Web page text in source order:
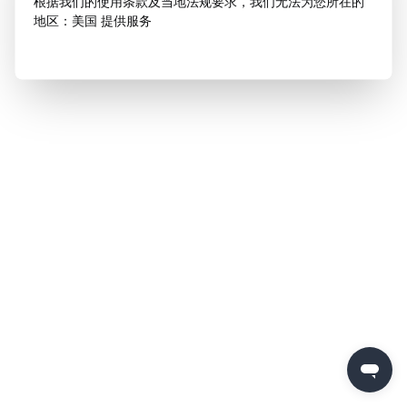
地区：美国 提供服务